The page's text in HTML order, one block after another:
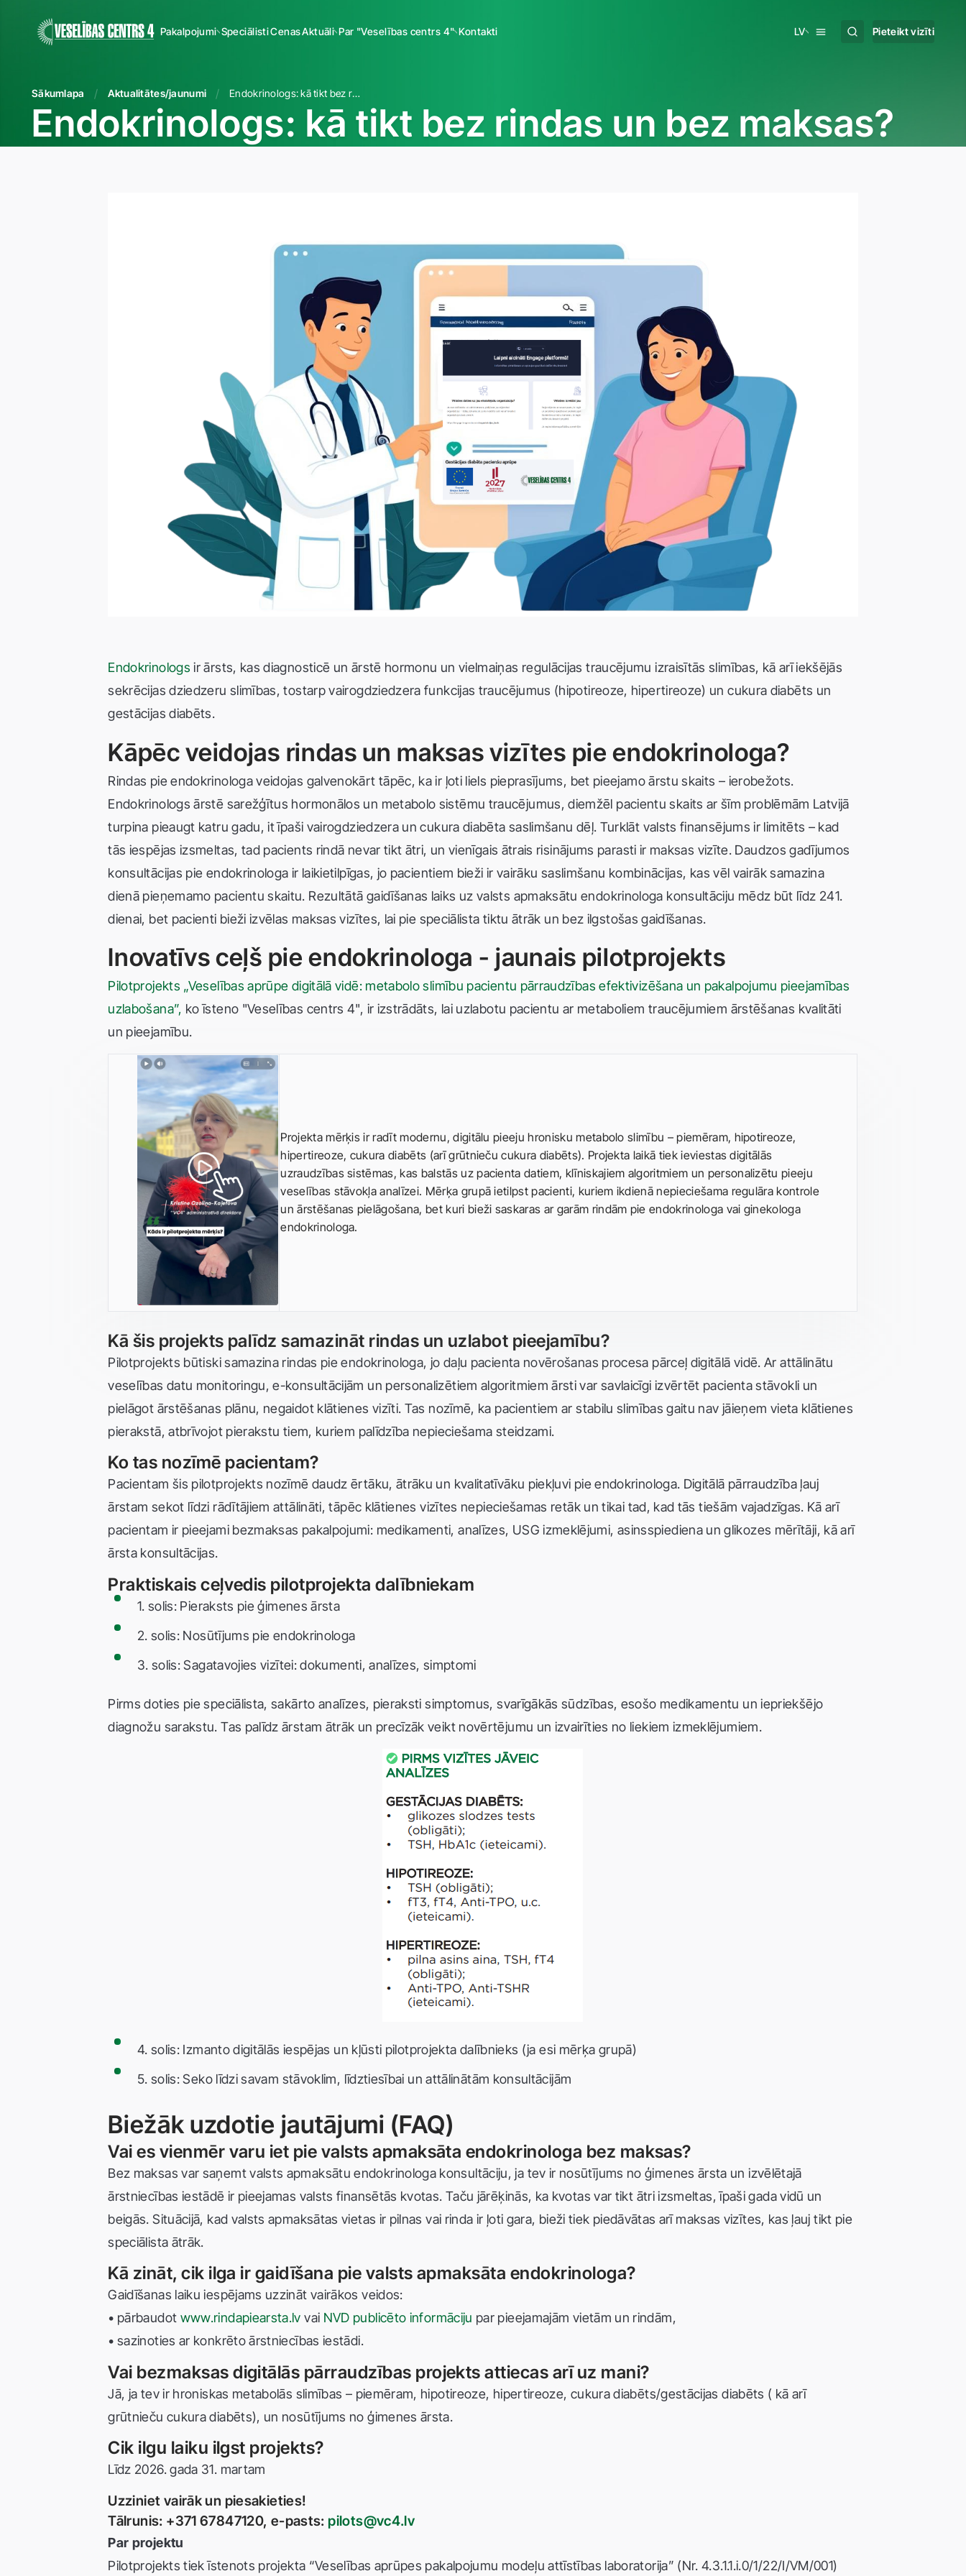
Pakalpojumi SpeciālistiCenasAktuāli Par "Veselības centrs 4" Kontakti LV Pieteikt vizīti
Sākumlapa Aktualitātes/jaunumi Endokrinologs: kā tikt bez rindas un bez maksas?
Endokrinologs: kā tikt bez rindas un bez maksas?
Endokrinologs ir ārsts, kas diagnosticē un ārstē hormonu un vielmaiņas regulācijas traucējumu izraisītās slimības, kā arī iekšējās
sekrēcijas dziedzeru slimības, tostarp vairogdziedzera funkcijas traucējumus (hipotireoze, hipertireoze) un cukura diabēts un
gestācijas diabēts.
Kāpēc veidojas rindas un maksas vizītes pie endokrinologa?
Rindas pie endokrinologa veidojas galvenokārt tāpēc, ka ir ļoti liels pieprasījums, bet pieejamo ārstu skaits – ierobežots.
Endokrinologs ārstē sarežģītus hormonālos un metabolo sistēmu traucējumus, diemžēl pacientu skaits ar šīm problēmām Latvijā
turpina pieaugt katru gadu, it īpaši vairogdziedzera un cukura diabēta saslimšanu dēļ. Turklāt valsts finansējums ir limitēts – kad
tās iespējas izsmeltas, tad pacients rindā nevar tikt ātri, un vienīgais ātrais risinājums parasti ir maksas vizīte. Daudzos gadījumos
konsultācijas pie endokrinologa ir laikietilpīgas, jo pacientiem bieži ir vairāku saslimšanu kombinācijas, kas vēl vairāk samazina
dienā pieņemamo pacientu skaitu. Rezultātā gaidīšanas laiks uz valsts apmaksātu endokrinologa konsultāciju mēdz būt līdz 241.
dienai, bet pacienti bieži izvēlas maksas vizītes, lai pie speciālista tiktu ātrāk un bez ilgstošas gaidīšanas.
Inovatīvs ceļš pie endokrinologa - jaunais pilotprojekts
Pilotprojekts „Veselības aprūpe digitālā vidē: metabolo slimību pacientu pārraudzības efektivizēšana un pakalpojumu pieejamības
uzlabošana”, ko īsteno "Veselības centrs 4", ir izstrādāts, lai uzlabotu pacientu ar metaboliem traucējumiem ārstēšanas kvalitāti
un pieejamību.
Projekta mērķis ir radīt modernu, digitālu pieeju hronisku metabolo slimību – piemēram, hipotireoze,
hipertireoze, cukura diabēts (arī grūtnieču cukura diabēts). Projekta laikā tiek ieviestas digitālās
uzraudzības sistēmas, kas balstās uz pacienta datiem, klīniskajiem algoritmiem un personalizētu pieeju
veselības stāvokļa analīzei. Mērķa grupā ietilpst pacienti, kuriem ikdienā nepieciešama regulāra kontrole
un ārstēšanas pielāgošana, bet kuri bieži saskaras ar garām rindām pie endokrinologa vai ginekologa
endokrinologa.
Kā šis projekts palīdz samazināt rindas un uzlabot pieejamību?
Pilotprojekts būtiski samazina rindas pie endokrinologa, jo daļu pacienta novērošanas procesa pārceļ digitālā vidē. Ar attālinātu
veselības datu monitoringu, e-konsultācijām un personalizētiem algoritmiem ārsti var savlaicīgi izvērtēt pacienta stāvokli un
pielāgot ārstēšanas plānu, negaidot klātienes vizīti. Tas nozīmē, ka pacientiem ar stabilu slimības gaitu nav jāieņem vieta klātienes
pierakstā, atbrīvojot pierakstu tiem, kuriem palīdzība nepieciešama steidzami.
Ko tas nozīmē pacientam?
Pacientam šis pilotprojekts nozīmē daudz ērtāku, ātrāku un kvalitatīvāku piekļuvi pie endokrinologa. Digitālā pārraudzība ļauj
ārstam sekot līdzi rādītājiem attālināti, tāpēc klātienes vizītes nepieciešamas retāk un tikai tad, kad tās tiešām vajadzīgas. Kā arī
pacientam ir pieejami bezmaksas pakalpojumi: medikamenti, analīzes, USG izmeklējumi, asinsspiediena un glikozes mērītāji, kā arī
ārsta konsultācijas.
Praktiskais ceļvedis pilotprojekta dalībniekam
1. solis: Pieraksts pie ģimenes ārsta
2. solis: Nosūtījums pie endokrinologa
3. solis: Sagatavojies vizītei: dokumenti, analīzes, simptomi
Pirms doties pie speciālista, sakārto analīzes, pieraksti simptomus, svarīgākās sūdzības, esošo medikamentu un iepriekšējo
diagnožu sarakstu. Tas palīdz ārstam ātrāk un precīzāk veikt novērtējumu un izvairīties no liekiem izmeklējumiem.
4. solis: Izmanto digitālās iespējas un kļūsti pilotprojekta dalībnieks (ja esi mērķa grupā)
5. solis: Seko līdzi savam stāvoklim, līdztiesībai un attālinātām konsultācijām
Biežāk uzdotie jautājumi (FAQ)
Vai es vienmēr varu iet pie valsts apmaksāta endokrinologa bez maksas?
Bez maksas var saņemt valsts apmaksātu endokrinologa konsultāciju, ja tev ir nosūtījums no ģimenes ārsta un izvēlētajā
ārstniecības iestādē ir pieejamas valsts finansētās kvotas. Taču jārēķinās, ka kvotas var tikt ātri izsmeltas, īpaši gada vidū un
beigās. Situācijā, kad valsts apmaksātas vietas ir pilnas vai rinda ir ļoti gara, bieži tiek piedāvātas arī maksas vizītes, kas ļauj tikt pie
speciālista ātrāk.
Kā zināt, cik ilga ir gaidīšana pie valsts apmaksāta endokrinologa?
Gaidīšanas laiku iespējams uzzināt vairākos veidos:
• pārbaudot www.rindapiearsta.lv vai NVD publicēto informāciju par pieejamajām vietām un rindām,
• sazinoties ar konkrēto ārstniecības iestādi.
Vai bezmaksas digitālās pārraudzības projekts attiecas arī uz mani?
Jā, ja tev ir hroniskas metabolās slimības – piemēram, hipotireoze, hipertireoze, cukura diabēts/gestācijas diabēts ( kā arī
grūtnieču cukura diabēts), un nosūtījums no ģimenes ārsta.
Cik ilgu laiku ilgst projekts?
Līdz 2026. gada 31. martam
Uzziniet vairāk un piesakieties!
Tālrunis: +371 67847120, e-pasts:pilots@vc4.lv
Par projektu
Pilotprojekts tiek īstenots projekta “Veselības aprūpes pakalpojumu modeļu attīstības laboratorija” (Nr. 4.3.1.1.i.0/1/22/I/VM/001)